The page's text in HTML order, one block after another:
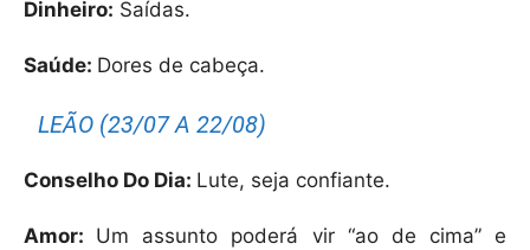
Dinheiro: Saídas.
Saúde: Dores de cabeça.
LEÃO (23/07 A 22/08)
Conselho Do Dia: Lute, seja confiante.
Amor: Um assunto poderá vir “ao de cima” e